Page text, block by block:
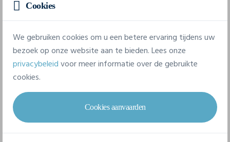
Gram/m²
342 g/m²
Samenstelling
94% Polyester - Recycled, 6% Elastane
6 beschikbare maten
Cookies
We gebruiken cookies om u een betere ervaring tijdens uw
bezoek op onze website aan te bieden. Lees onze
privacybeleidvoor meer informatie over de gebruikte
cookies.
Cookies aanvaarden